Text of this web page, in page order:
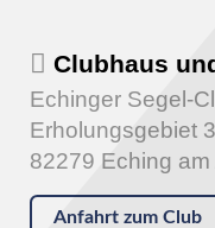
Clubhaus
Echinger Segel-
Erholungsgebiet 3
82279 Eching
Anfahrt zum Club